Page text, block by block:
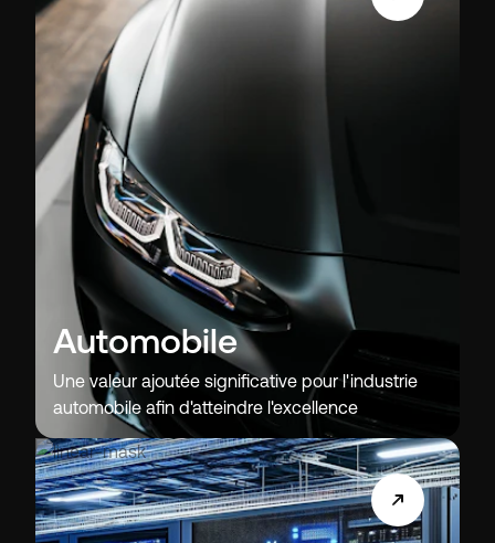
Automobile
Une valeur ajoutée significative pour l'industrie
automobile afin d'atteindre l'excellence